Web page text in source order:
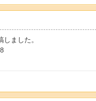
ました。